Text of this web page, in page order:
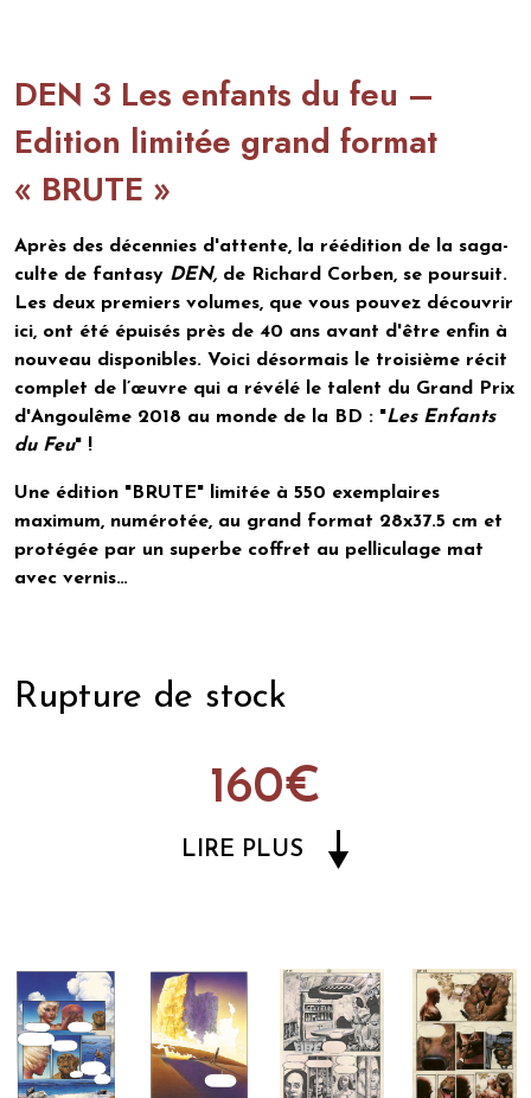
DEN 3 Les enfants du feu –
Edition limitée grand format
« BRUTE »
Après des décennies d'attente, la réédition de la saga-
culte de fantasy DEN, de Richard Corben, se poursuit.
Les deux premiers volumes, que vous pouvez découvrir
ici, ont été épuisés près de 40 ans avant d'être enfin à
nouveau disponibles. Voici désormais le troisième récit
complet de l’œuvre qui a révélé le talent du Grand Prix
d'Angoulême 2018 au monde de la BD : "Les Enfants
du Feu" !
Une édition "BRUTE" limitée à 550 exemplaires
maximum, numérotée, au grand format 28x37.5 cm et
protégée par un superbe coffret au pelliculage mat
avec vernis…
Rupture de stock
160€
LIRE PLUS